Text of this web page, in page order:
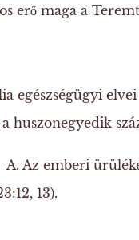
erő maga a
egészségügyi
huszonegyedik
A. Az emberi
13).